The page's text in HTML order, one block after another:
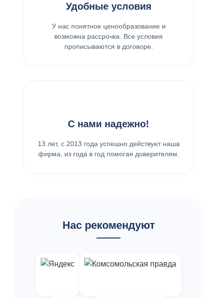
Удобные условия
У нас понятное ценообразование и
возможна рассрочка. Все условия
прописываются в договоре.
С нами надежно!
13 лет, с 2013 года успешно действует наша
фирма, из года в год помогая доверителям.
Нас рекомендуют